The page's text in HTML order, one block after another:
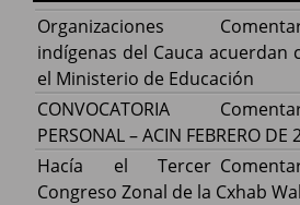
Organizaciones
indígenas del Cauca acuerdan
el Ministerio de Educación
CONVOCATORIA
PERSONAL – ACIN FEBRERO DE
Hacía el Tercer
Congreso Zonal de la Cxhab